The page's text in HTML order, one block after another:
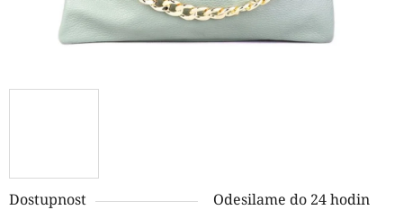
Dostupnost
Odesilame do 24 hodin